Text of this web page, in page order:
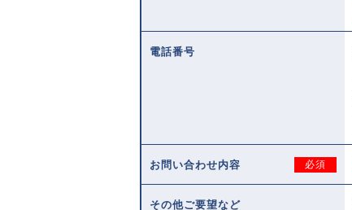
電話番号
お問い合わせ内容 必須
その他ご要望など